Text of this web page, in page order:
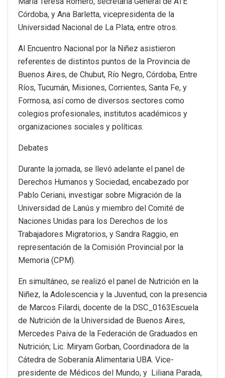
Córdoba, y Ana Barletta, vicepresidenta de la
Universidad Nacional de La Plata, entre otros.
Al Encuentro Nacional por la Niñez asistieron
referentes de distintos puntos de la Provincia de
Buenos Aires, de Chubut, Río Negro, Córdoba, Entre
Ríos, Tucumán, Misiones, Corrientes, Santa Fe, y
Formosa, así como de diversos sectores como
colegios profesionales, institutos académicos y
organizaciones sociales y políticas.
Debates
Durante la jornada, se llevó adelante el panel de
Derechos Humanos y Sociedad, encabezado por
Pablo Ceriani, investigar sobre Migración de la
Universidad de Lanús y miembro del Comité de
Naciones Unidas para los Derechos de los
Trabajadores Migratorios, y Sandra Raggio, en
representación de la Comisión Provincial por la
Memoria (CPM).
En simultáneo, se realizó el panel de Nutrición en la
Niñez, la Adolescencia y la Juventud, con la presencia
de Marcos Filardi, docente de la DSC_0163Escuela
de Nutrición de la Universidad de Buenos Aires,
Mercedes Paiva de la Federación de Graduados en
Nutrición; Lic. Miryam Gorban, Coordinadora de la
Cátedra de Soberanía Alimentaria UBA. Vice-
presidente de Médicos del Mundo, y Liliana Parada,